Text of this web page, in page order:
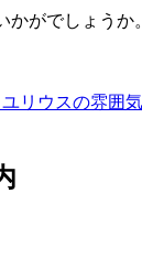
がでしょうか。